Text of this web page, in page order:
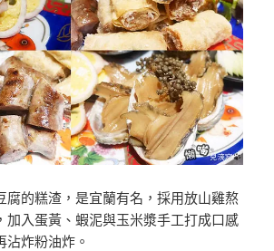
腐的糕渣，是宜蘭有名，採用放山雞熬
加入蛋黃、蝦泥與玉米漿手工打成口感
沾炸粉油炸。